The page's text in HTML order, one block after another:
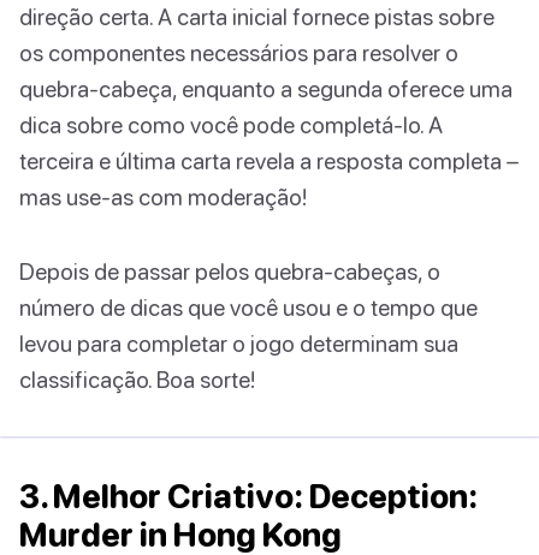
direção certa. A carta inicial fornece pistas sobre
os componentes necessários para resolver o
quebra-cabeça, enquanto a segunda oferece uma
dica sobre como você pode completá-lo. A
terceira e última carta revela a resposta completa –
mas use-as com moderação!
Depois de passar pelos quebra-cabeças, o
número de dicas que você usou e o tempo que
levou para completar o jogo determinam sua
classificação. Boa sorte!
3. Melhor Criativo: Deception:
Murder in Hong Kong